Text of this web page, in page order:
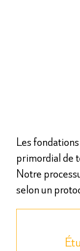
Les
primordial de
Notre
selon un